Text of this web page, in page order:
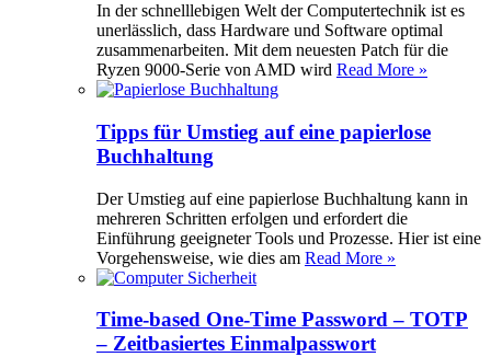
In der schnelllebigen Welt der Computertechnik ist es
unerlässlich, dass Hardware und Software optimal
zusammenarbeiten. Mit dem neuesten Patch für die
Ryzen 9000-Serie von AMD wird Read More »
Tipps für Umstieg auf eine papierlose
Buchhaltung
Der Umstieg auf eine papierlose Buchhaltung kann in
mehreren Schritten erfolgen und erfordert die
Einführung geeigneter Tools und Prozesse. Hier ist eine
Vorgehensweise, wie dies am Read More »
Time-based One-Time Password – TOTP
– Zeitbasiertes Einmalpasswort